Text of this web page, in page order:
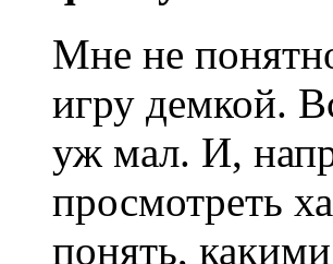
Мне не
игру демкой.
уж мал. И,
просмотреть
понять,